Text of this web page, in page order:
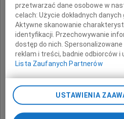
Z głębokim smutkiem i żalem przyjęliśmy
Wrocławskiej Międzyuczelnianej
Z ogromnym żalem i smutkiem
chirurga dziecięcego, byłego rektora
Dnia 20 stycznia 2010 roku odszedł od
Wrocławiu, wspaniały nauczyciel,
przetwarzać dane osobowe w
celach:Użycie dokładnych
Aktywne skanowanie
identyfikacji. Przechowywanie
dostęp do nich.
reklam i treści, badnie odbiorców i
Lista Zaufanych Partnerów
USTAWIENIA